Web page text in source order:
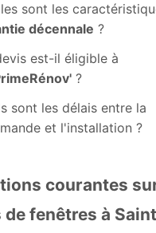
sont les
décennale ?
est-il éligible à
?
sont les délais entre la
et l'installation ?
courantes
de fenêtres à